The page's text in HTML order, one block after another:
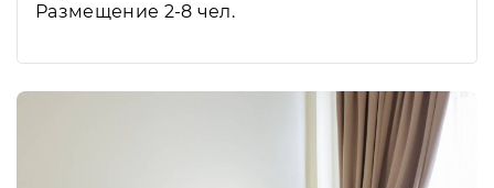
Размещение 2-8 чел.